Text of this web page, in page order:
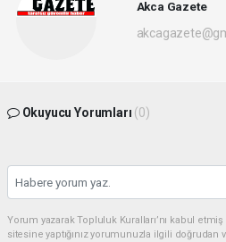
Akca Gazete
Okuyucu Yorumları (0)
Yorum yazarak Topluluk Kuralları’nı kabul
sitesine yaptığınız yorumunuzla ilgili doğrudan